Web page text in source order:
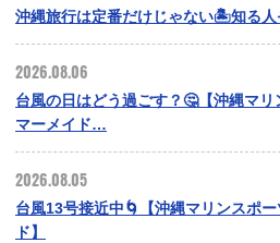
沖縄旅行は定番だけじゃない🏝️知る
2026.08.06
台風の日はどう過ごす？🤔【沖縄マ
マーメイド…
2026.08.05
台風13号接近中🌀【沖縄マリンスポ
ド】